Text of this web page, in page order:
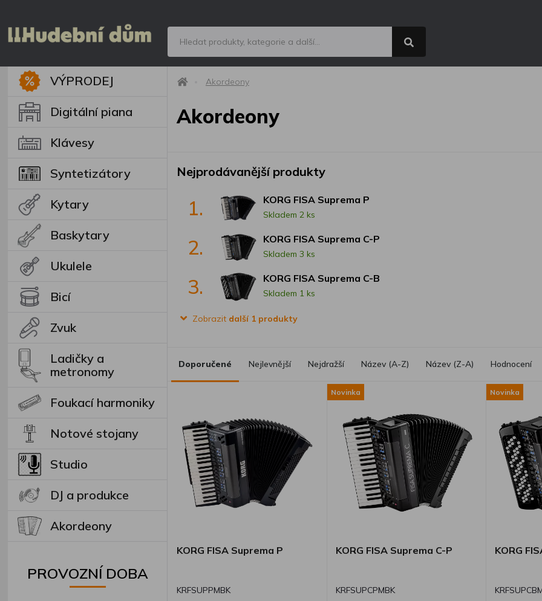
VÝPRODEJ
Digitální piana
Klávesy
Syntetizátory
Kytary
Baskytary
Ukulele
Bicí
Zvuk
Ladičky a
metronomy
Foukací harmoniky
Notové stojany
Studio
DJ a produkce
Akordeony
PROVOZNÍ DOBA
Akordeony
Akordeony
Nejprodávanější produkty
1. KORG FISA Suprema P
Skladem 2 ks
2. KORG FISA Suprema C-P
Skladem 3 ks
3. KORG FISA Suprema C-B
Skladem 1 ks
Zobrazit další 1 produkty
Doporučené Nejlevnější Nejdražší Název (A-Z) Název (Z-A) Hodnocení
KORG FISA Suprema P
KRFSUPPMBK
Novinka
KORG FISA Suprema C-P
KRFSUPCPMBK
Novinka
KORG